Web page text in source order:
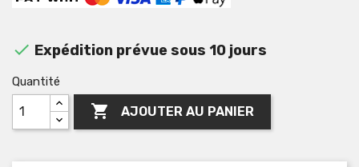
 Expédition prévue sous 10 jours
Quantité
 AJOUTER AU PANIER